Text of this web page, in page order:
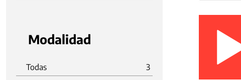
Modalidad
Todas 3